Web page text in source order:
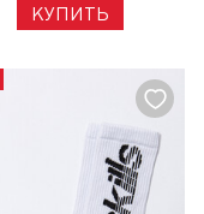
КУПИТЬ